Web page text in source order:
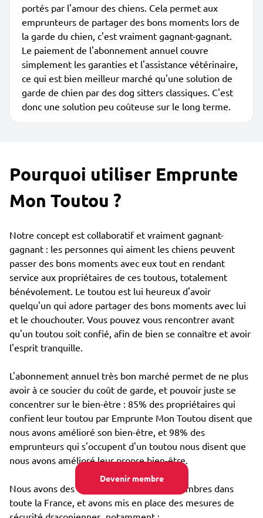
Devenir membre
portés par l'amour des chiens. Cela permet aux
emprunteurs de partager des bons moments lors de
la garde du chien, c'est vraiment gagnant-gagnant.
Le paiement de l'abonnement annuel couvre
simplement les garanties et l'assistance vétérinaire,
ce qui est bien meilleur marché qu'une solution de
garde de chien par des dog sitters classiques. C'est
donc une solution peu coûteuse sur le long terme.
Pourquoi utiliser Emprunte
Mon Toutou ?
Notre concept est collaboratif et vraiment gagnant-
gagnant : les personnes qui aiment les chiens peuvent
passer des bons moments avec eux tout en rendant
service aux propriétaires de ces toutous, totalement
bénévolement. Le toutou est lui heureux d'avoir
quelqu'un qui adore partager des bons moments avec lui
et le chouchouter. Vous pouvez vous rencontrer avant
qu'un toutou soit confié, afin de bien se connaître et avoir
l'esprit tranquille.
L'abonnement annuel très bon marché permet de ne plus
avoir à ce soucier du coût de garde, et pouvoir juste se
concentrer sur le bien-être : 85% des propriétaires qui
confient leur toutou par Emprunte Mon Toutou disent que
nous avons amélioré son bien-être, et 98% des
emprunteurs qui s'occupent d'un toutou nous disent que
nous avons amélioré leur propre bien-être.
Nous avons des dizaines de milliers de membres dans
toute la France, et avons mis en place des mesures de